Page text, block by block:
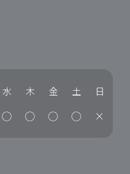
水 木 金 土 日
◯ ◯ ◯ ◯ ×